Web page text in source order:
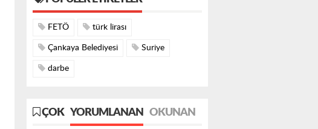
FETÖ türk lirası
Çankaya Belediyesi Suriye
darbe
ÇOK YORUMLANAN OKUNAN